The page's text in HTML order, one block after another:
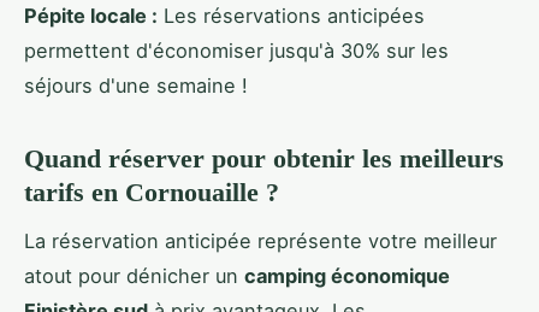
Pépite locale : Les réservations anticipées
permettent d'économiser jusqu'à 30% sur les
séjours d'une semaine !
Quand réserver pour obtenir les meilleurs
tarifs en Cornouaille ?
La réservation anticipée représente votre meilleur
atout pour dénicher un camping économique